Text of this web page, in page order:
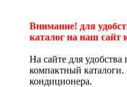
Внимание! для
каталог на наш сайт
На сайте для удобства
компактный
кондиционера.